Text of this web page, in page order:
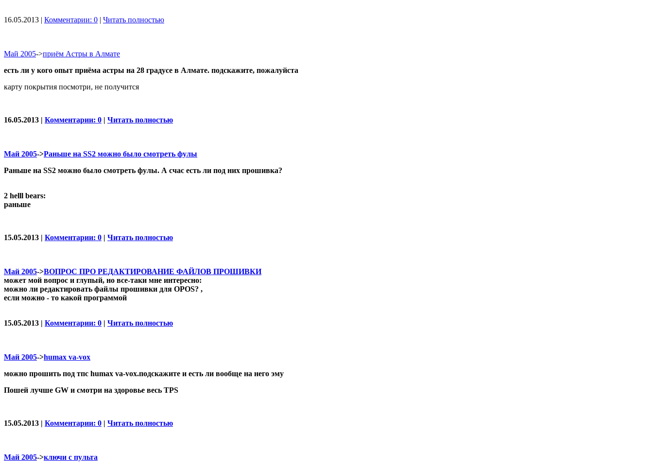
16.05.2013 | Комментарии: 0 | Читать полностью
Май 2005->приём Астры в Алмате
есть ли у кого опыт приёма астры на 28 градусе в Алмате. подскажите, пожалуйста
карту покрытия посмотри, не получится
16.05.2013 | Комментарии: 0 | Читать полностью
Май 2005->Раньше на SS2 можно было смотреть фулы
Раньше на SS2 можно было смотреть фулы. А счас есть ли под них прошивка?
2 helll bears:
раньше
15.05.2013 | Комментарии: 0 | Читать полностью
Май 2005->ВОПРОС ПРО РЕДАКТИРОВАНИЕ ФАЙЛОВ ПРОШИВКИ
может мой вопрос и глупый, но все-таки мне интересно:
можно ли редактировать файлы прошивки для OPOS? ,
если можно - то какой программой
15.05.2013 | Комментарии: 0 | Читать полностью
Май 2005->humax va-vox
можно прошить под тпс humax va-vox.подскажите и есть ли вообще на него эму
Пошей лучше GW и смотри на здоровье весь TPS
15.05.2013 | Комментарии: 0 | Читать полностью
Май 2005->ключи с пульта